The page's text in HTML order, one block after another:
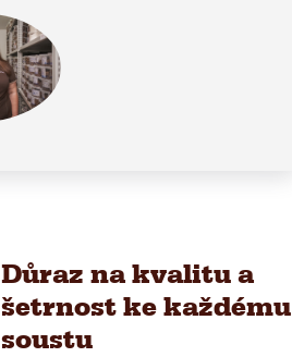
Důraz na kvalitu a
šetrnost ke každému
soustu